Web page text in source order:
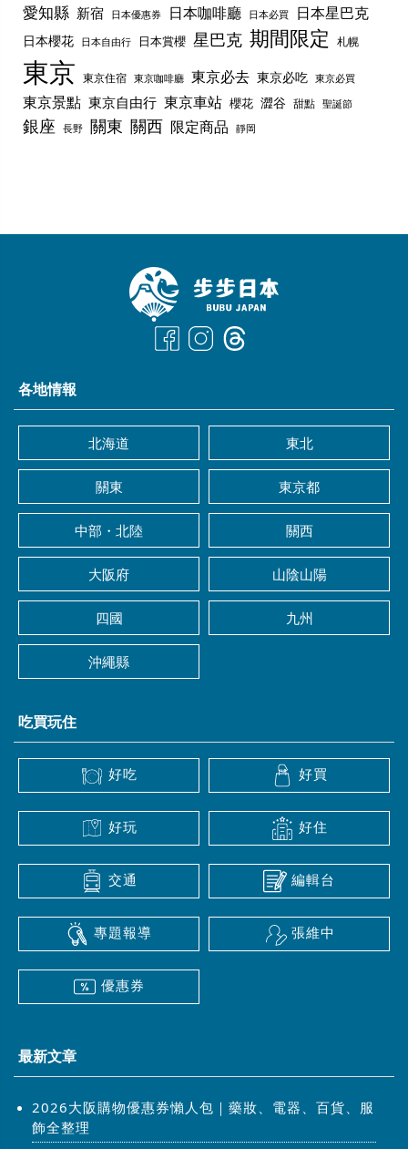
愛知縣 新宿 日本優惠券 日本咖啡廳 日本必買 日本星巴克
日本櫻花 日本自由行 日本賞櫻 星巴克 期間限定 札幌
東京 東京住宿 東京咖啡廳 東京必去 東京必吃 東京必買
東京景點 東京自由行 東京車站 櫻花 澀谷 甜點 聖誕節
銀座 長野 關東 關西 限定商品 靜岡
各地情報
北海道 東北
關東 東京都
中部・北陸 關西
大阪府 山陰山陽
四國 九州
沖繩縣
吃買玩住
好吃 好買
好玩 好住
交通 編輯台
專題報導 張維中
優惠券
最新文章
2026大阪購物優惠券懶人包｜藥妝、電器、百貨、服
飾全整理